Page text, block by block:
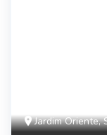
Jardim Oriente,